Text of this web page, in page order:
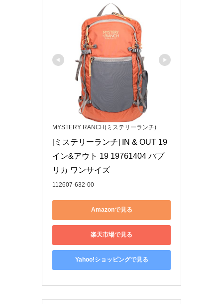
MYSTERY RANCH(ミステリーランチ)
[ミステリーランチ] IN & OUT 19
イン&アウト 19 19761404 パプ
リカ ワンサイズ
112607-632-00
Amazonで見る
楽天市場で見る
Yahoo!ショッピングで見る